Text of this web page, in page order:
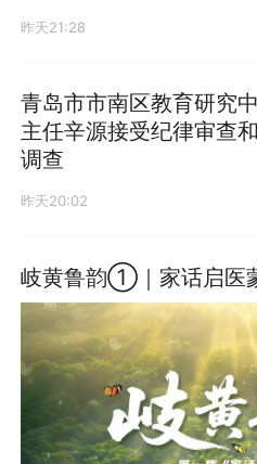
昨天21:28
青岛市市南区教育研究
主任辛源接受纪律审查
调查
昨天20:02
岐黄鲁韵①｜家话启医